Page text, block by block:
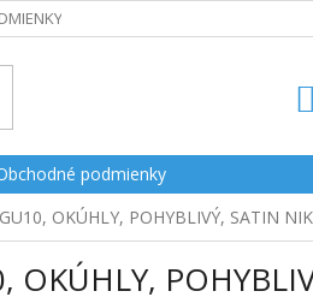
podmienky
OKÚHLY, POHYBLIVÝ, SATIN